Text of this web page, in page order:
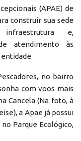
(APAE) de
construir sua sede
e,
atendimento às
no bairro
com voos mais
Cancela (Na foto, à
a Apae já possui
Parque Ecológico,